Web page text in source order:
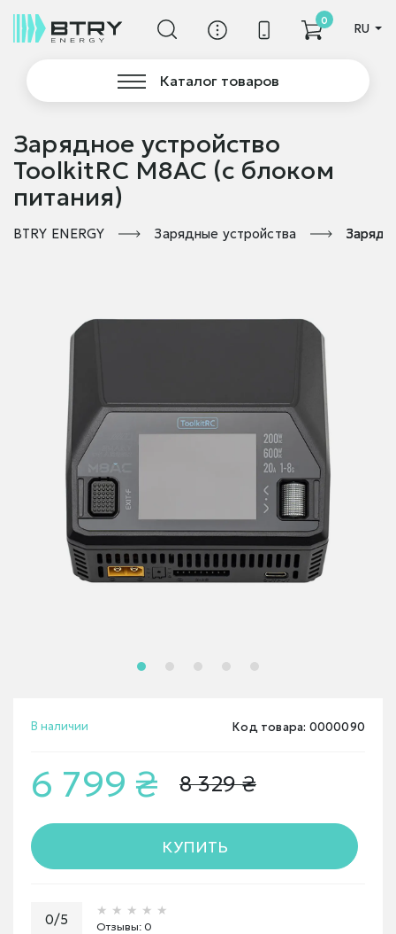
0
RU
Каталог товаров
Зарядное устройство
ToolkitRC M8AC (с блоком
питания)
BTRY ENERGY Зарядные устройства
В наличии Код товара: 0000090
6 799 ₴ 8 329 ₴
КУПИТЬ
0/5
★★★★★
★★★★★
★★★★★
Отзывы: 0